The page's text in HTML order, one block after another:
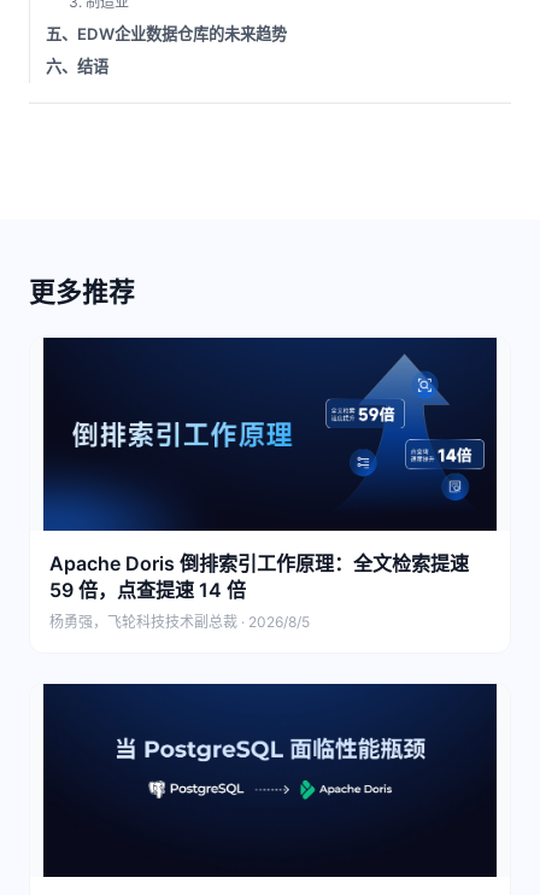
五、EDW企业数据仓库的未来趋势
六、结语
更多推荐
Apache Doris 倒排索引工作原理：全文检索提速
59 倍，点查提速 14 倍
杨勇强，飞轮科技技术副总裁 · 2026/8/5